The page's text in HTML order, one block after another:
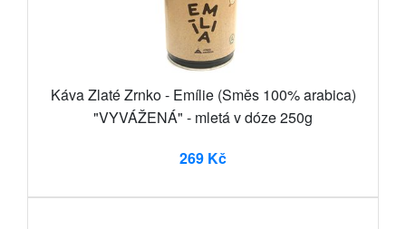
Káva Zlaté Zrnko - Emílie (Směs 100% arabica)
"VYVÁŽENÁ" - mletá v dóze 250g
269 Kč